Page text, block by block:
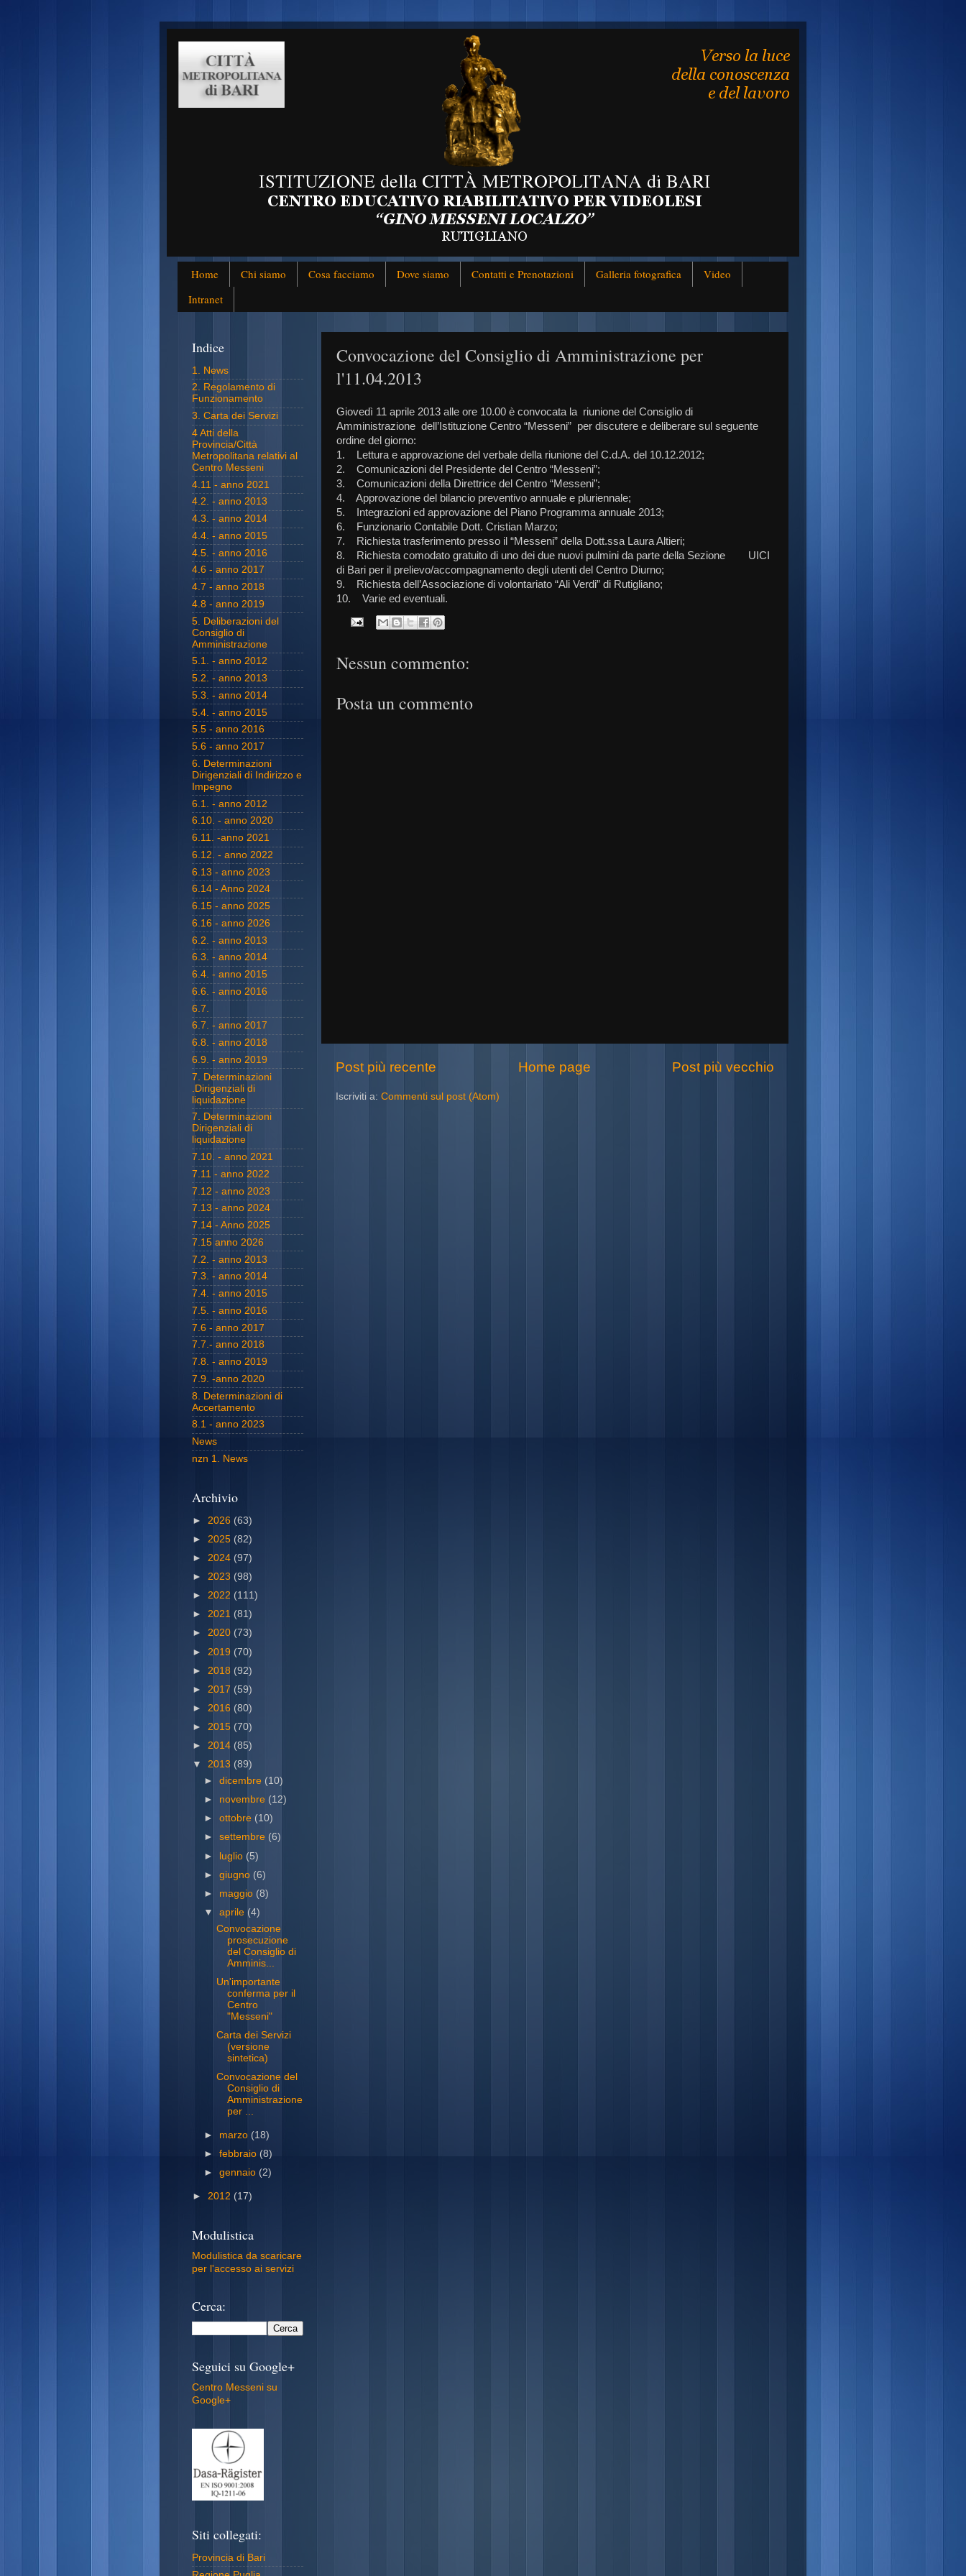
Home Chi siamo Cosa facciamo Dove siamo Contatti e Prenotazioni Galleria fotografica
Video
Intranet
Convocazione del Consiglio di Amministrazione per
l'11.04.2013
Giovedì 11 aprile 2013 alle ore 10.00 è convocata la riunione del Consiglio di
Amministrazione dell’Istituzione Centro “Messeni” per discutere e deliberare sul seguente
ordine del giorno:
1. Lettura e approvazione del verbale della riunione del C.d.A. del 10.12.2012;
2. Comunicazioni del Presidente del Centro “Messeni”;
3. Comunicazioni della Direttrice del Centro “Messeni”;
4. Approvazione del bilancio preventivo annuale e pluriennale;
5. Integrazioni ed approvazione del Piano Programma annuale 2013;
6. Funzionario Contabile Dott. Cristian Marzo;
7. Richiesta trasferimento presso il “Messeni” della Dott.ssa Laura Altieri;
8. Richiesta comodato gratuito di uno dei due nuovi pulmini da parte della Sezione UICI
di Bari per il prelievo/accompagnamento degli utenti del Centro Diurno;
9. Richiesta dell’Associazione di volontariato “Ali Verdi” di Rutigliano;
10. Varie ed eventuali.
Nessun commento:
Posta un commento
Post più recente Post più vecchio
Home page
Iscriviti a: Commenti sul post (Atom)
Indice
1. News
2. Regolamento di
Funzionamento
3. Carta dei Servizi
4 Atti della
Provincia/Città
Metropolitana relativi al
Centro Messeni
4.11 - anno 2021
4.2. - anno 2013
4.3. - anno 2014
4.4. - anno 2015
4.5. - anno 2016
4.6 - anno 2017
4.7 - anno 2018
4.8 - anno 2019
5. Deliberazioni del
Consiglio di
Amministrazione
5.1. - anno 2012
5.2. - anno 2013
5.3. - anno 2014
5.4. - anno 2015
5.5 - anno 2016
5.6 - anno 2017
6. Determinazioni
Dirigenziali di Indirizzo e
Impegno
6.1. - anno 2012
6.10. - anno 2020
6.11. -anno 2021
6.12. - anno 2022
6.13 - anno 2023
6.14 - Anno 2024
6.15 - anno 2025
6.16 - anno 2026
6.2. - anno 2013
6.3. - anno 2014
6.4. - anno 2015
6.6. - anno 2016
6.7.
6.7. - anno 2017
6.8. - anno 2018
6.9. - anno 2019
7. Determinazioni
.Dirigenziali di
liquidazione
7. Determinazioni
Dirigenziali di
liquidazione
7.10. - anno 2021
7.11 - anno 2022
7.12 - anno 2023
7.13 - anno 2024
7.14 - Anno 2025
7.15 anno 2026
7.2. - anno 2013
7.3. - anno 2014
7.4. - anno 2015
7.5. - anno 2016
7.6 - anno 2017
7.7.- anno 2018
7.8. - anno 2019
7.9. -anno 2020
8. Determinazioni di
Accertamento
8.1 - anno 2023
News
nzn 1. News
Archivio
► 2026 (63)
► 2025 (82)
► 2024 (97)
► 2023 (98)
► 2022 (111)
► 2021 (81)
► 2020 (73)
► 2019 (70)
► 2018 (92)
► 2017 (59)
► 2016 (80)
► 2015 (70)
► 2014 (85)
▼ 2013 (89)
►dicembre (10)
► novembre (12)
►ottobre (10)
►settembre (6)
► luglio (5)
►giugno (6)
► maggio (8)
▼aprile (4)
Convocazione
prosecuzione
del Consiglio di
Amminis...
Un'importante
conferma per il
Centro
"Messeni"
Carta dei Servizi
(versione
sintetica)
Convocazione del
Consiglio di
Amministrazione
per ...
► marzo (18)
►febbraio(8)
►gennaio (2)
► 2012 (17)
Modulistica
Modulistica da scaricare
per l'accesso ai servizi
Cerca:
Seguici su Google+
Centro Messeni su
Google+
Siti collegati:
Provincia di Bari